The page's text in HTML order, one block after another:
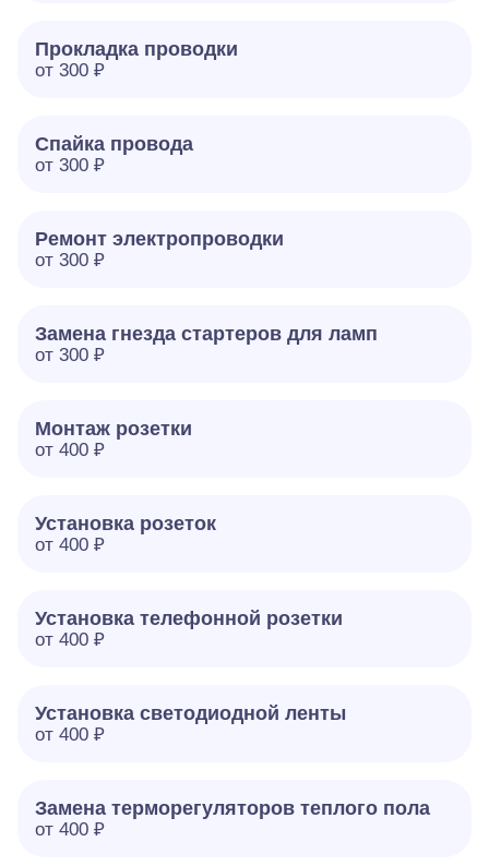
Прокладка проводки
от 300 ₽
Спайка провода
от 300 ₽
Ремонт электропроводки
от 300 ₽
Замена гнезда стартеров для ламп
от 300 ₽
Монтаж розетки
от 400 ₽
Установка розеток
от 400 ₽
Установка телефонной розетки
от 400 ₽
Установка светодиодной ленты
от 400 ₽
Замена терморегуляторов теплого пола
от 400 ₽